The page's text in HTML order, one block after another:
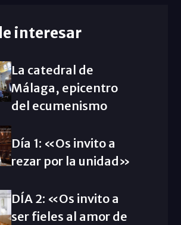
interesar
La catedral de
Málaga, epicentro
del ecumenismo
Día 1: «Os invito a
rezar por la unidad»
DÍA 2: «Os invito a
ser fieles al amor de